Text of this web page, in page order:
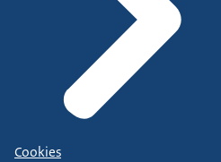
Cookies